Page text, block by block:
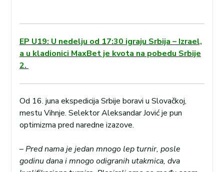
EP U19: U nedelju od 17:30 igraju Srbija – Izrael,
a u kladionici MaxBet je kvota na pobedu Srbije
2.
Od 16. juna ekspedicija Srbije boravi u Slovačkoj,
mestu Vihnje. Selektor Aleksandar Jović je pun
optimizma pred naredne izazove.
–Pred nama je jedan mnogo lep turnir, posle
godinu dana i mnogo odigranih utakmica, dva